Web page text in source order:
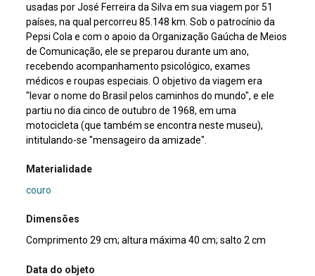
usadas por José Ferreira da Silva em sua viagem por 51
países, na qual percorreu 85.148 km. Sob o patrocínio da
Pepsi Cola e com o apoio da Organização Gaúcha de Meios
de Comunicação, ele se preparou durante um ano,
recebendo acompanhamento psicológico, exames
médicos e roupas especiais. O objetivo da viagem era
"levar o nome do Brasil pelos caminhos do mundo", e ele
partiu no dia cinco de outubro de 1968, em uma
motocicleta (que também se encontra neste museu),
intitulando-se "mensageiro da amizade".
Materialidade
couro
Dimensões
Comprimento 29 cm; altura máxima 40 cm; salto 2 cm
Data do objeto